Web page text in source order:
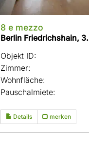
8 e mezzo
Berlin Friedrichshain, 3.
Objekt ID:
Zimmer:
Wohnfläche:
Pauschalmiete:
Details merken